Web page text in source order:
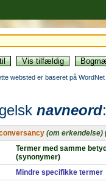
websted er baseret på
navneord:
(om erkendelse)
Termer med samme
(synonymer)
Mindre specifikke termer